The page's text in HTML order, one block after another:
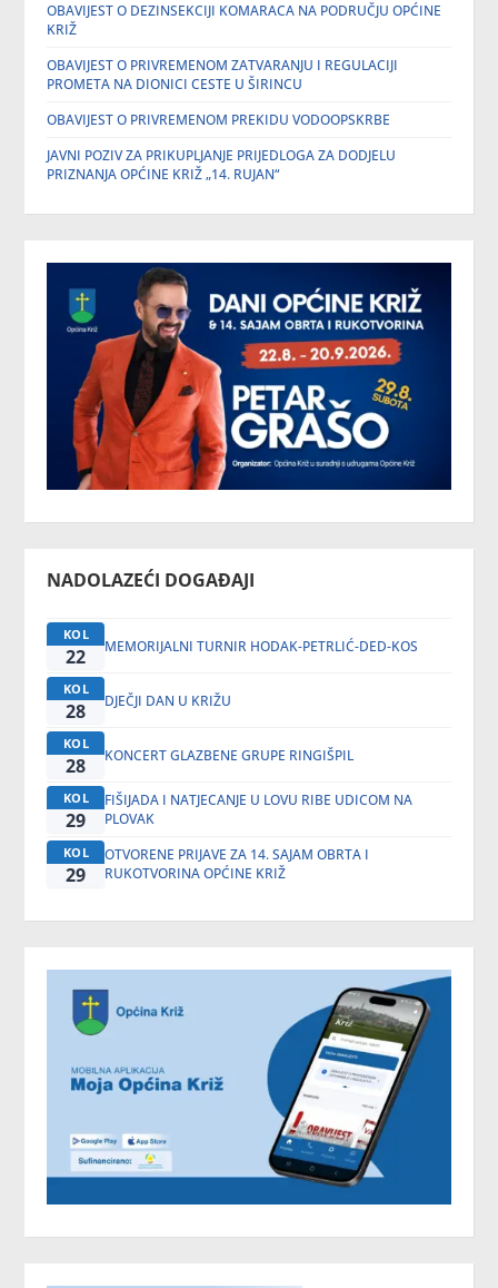
OBAVIJEST O DEZINSEKCIJI KOMARACA NA PODRUČJU OPĆINE
KRIŽ
OBAVIJEST O PRIVREMENOM ZATVARANJU I REGULACIJI
PROMETA NA DIONICI CESTE U ŠIRINCU
OBAVIJEST O PRIVREMENOM PREKIDU VODOOPSKRBE
JAVNI POZIV ZA PRIKUPLJANJE PRIJEDLOGA ZA DODJELU
PRIZNANJA OPĆINE KRIŽ „14. RUJAN“
NADOLAZEĆI DOGAĐAJI
KOL
22 MEMORIJALNI TURNIR HODAK-PETRLIĆ-DED-KOS
KOL
28 DJEČJI DAN U KRIŽU
KOL
28 KONCERT GLAZBENE GRUPE RINGIŠPIL
KOL
29
FIŠIJADA I NATJECANJE U LOVU RIBE UDICOM NA
PLOVAK
KOL
29
OTVORENE PRIJAVE ZA 14. SAJAM OBRTA I
RUKOTVORINA OPĆINE KRIŽ